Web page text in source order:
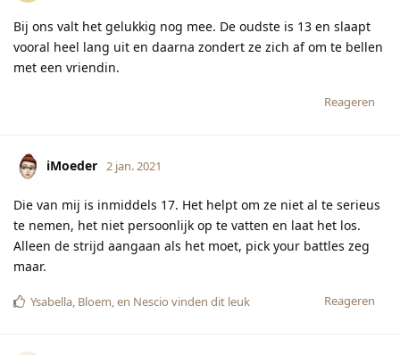
Bij ons valt het gelukkig nog mee. De oudste is 13 en slaapt
vooral heel lang uit en daarna zondert ze zich af om te bellen
met een vriendin.
Reageren
iMoeder 2 jan. 2021
Die van mij is inmiddels 17. Het helpt om ze niet al te serieus
te nemen, het niet persoonlijk op te vatten en laat het los.
Alleen de strijd aangaan als het moet, pick your battles zeg
maar.
Reageren
Ysabella, Bloem, en Nescio vinden dit leuk